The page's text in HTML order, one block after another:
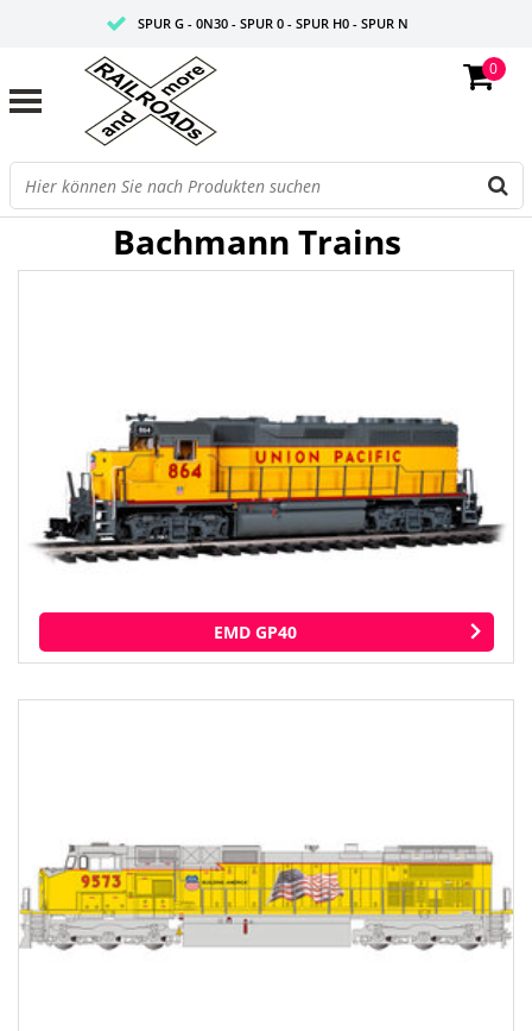
SPUR G - 0N30 - SPUR 0 - SPUR H0 - SPUR N
0
Bachmann Trains
EMD GP40